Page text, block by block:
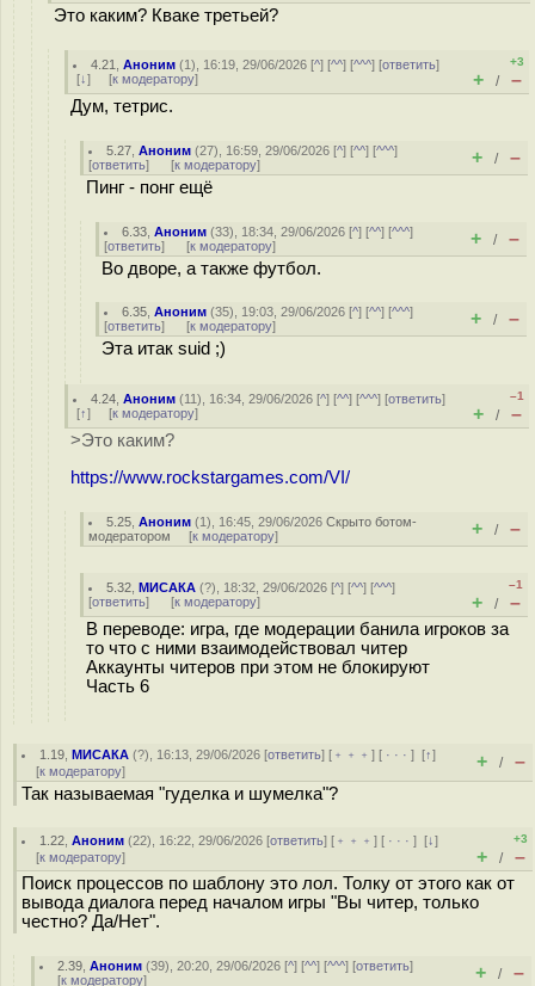
Это каким? Кваке третьей?
4.21 ,Аноним (1), 16:19, 29/06/2026 [^] [^^] [^^^] [ответить]
[↓] [к модератору]
+3
+ / –
Дум, тетрис.
5.27 ,Аноним (27), 16:59, 29/06/2026 [^] [^^] [^^^]
[ответить] [к модератору] + / –
Пинг - понг ещё
6.33 ,Аноним (33), 18:34, 29/06/2026 [^] [^^] [^^^]
[ответить] [к модератору] + / –
Во дворе, а также футбол.
6.35 ,Аноним (35), 19:03, 29/06/2026 [^] [^^] [^^^]
[ответить] [к модератору] + / –
Эта итак suid ;)
4.24 ,Аноним (11), 16:34, 29/06/2026 [^] [^^] [^^^] [ответить]
[↑] [к модератору]
–1
+ / –
>Это каким?
https://www.rockstargames.com/VI/
5.25 ,Аноним (1), 16:45, 29/06/2026Скрыто ботом-
модератором [к модератору] + / –
5.32 ,МИСАКА (?), 18:32, 29/06/2026 [^] [^^] [^^^]
[ответить] [к модератору]
–1
+ / –
В переводе: игра, где модерации банила игроков за
то что с ними взаимодействовал читер
Аккаунты читеров при этом не блокируют
Часть 6
1.19 ,МИСАКА (?), 16:13, 29/06/2026 [ответить] [ ﹢﹢﹢] [ · · ·][↑]
[к модератору] + / –
Так называемая "гуделка и шумелка"?
1.22 ,Аноним (22), 16:22, 29/06/2026 [ответить] [ ﹢﹢﹢] [ · · ·][↓]
[к модератору]
+3
+ / –
Поиск процессов по шаблону это лол. Толку от этого как от
вывода диалога перед началом игры "Вы читер, только
честно? Да/Нет".
2.39 ,Аноним (39), 20:20, 29/06/2026 [^] [^^] [^^^] [ответить]
[к модератору] + / –